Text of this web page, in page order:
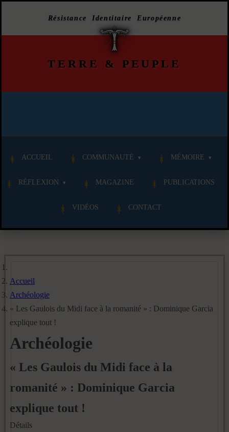
Résistance Identitaire Européenne
TERRE & PEUPLE
ACCUEIL COMMUNAUTÉ MÉMOIRE
RÉFLEXION MAGAZINE PUBLICATIONS
VIDÉOS CONTACT
Accueil
Archéologie
« Les Gaulois du Midi face à la romanité » : Dominique Garcia
explique tout !
Archéologie
« Les Gaulois du Midi face à la
romanité » : Dominique Garcia
explique tout !
Détails